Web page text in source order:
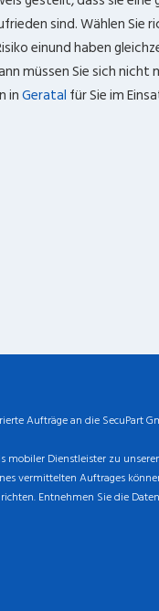
sind. Wählen Sie
einund haben
müssen Sie sich nicht
inGeratal für Sie im
Aufträge an die SecuPart
Dienstleister zu
vermittelten Auftrages
Entnehmen Sie die